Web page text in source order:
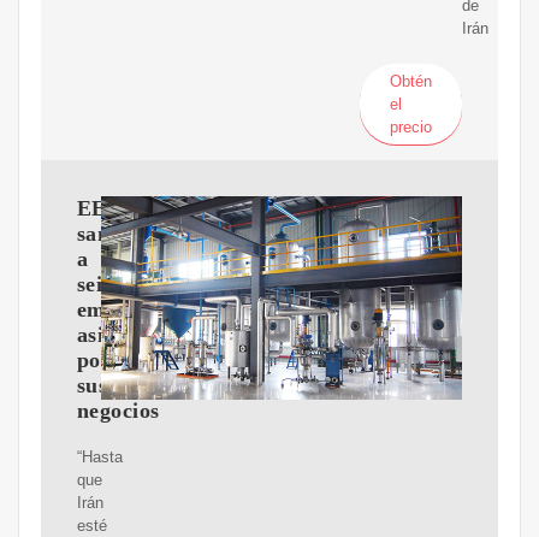
de
Irán
Obtén
el
precio
EEUU
sancionó
a
seis
empresas
asiáticas
por
sus
negocios
“Hasta
que
Irán
esté